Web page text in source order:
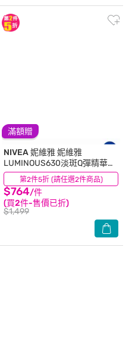
滿額贈
第2件5折 (請任選2件商品)
NIVEA 妮維雅妮維雅
LUMINOUS630淡斑Q彈精華
30ml
$764/件
(買2件-售價已折)
$1,499
(16)